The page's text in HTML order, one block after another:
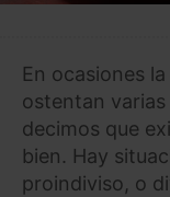
En ocasiones
ostentan
decimos que
bien. Hay
proindiviso, o